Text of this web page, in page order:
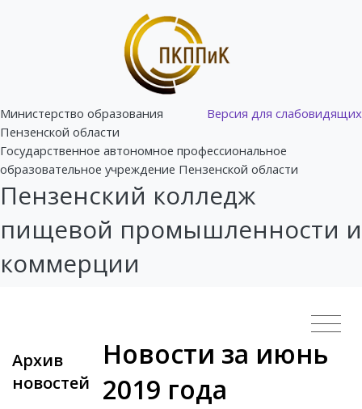
Версия для слабовидящих
Министерство образования
Пензенской области
Государственное автономное профессиональное
образовательное учреждение Пензенской области
Пензенский колледж
пищевой промышленности и
коммерции
Архив
новостей
Новости за июнь
2019 года